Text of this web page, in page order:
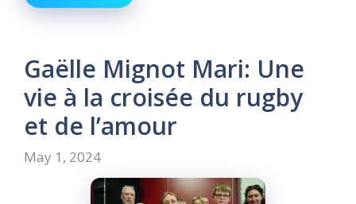
Gaëlle Mignot Mari: Une
vie à la croisée du rugby
et de l’amour
May 1, 2024